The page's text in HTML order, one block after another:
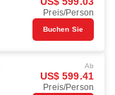
Preis/Person
Buchen Sie
Ab
US$ 599.41
Preis/Person